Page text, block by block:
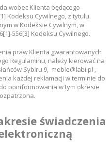
wobec Klienta będącego
Kodeksu Cywilnego, z tytułu
w Kodeksie Cywilnym, w
556[3] Kodeksu Cywilnego.
praw Klienta gwarantowanych
Regulaminu, należy kierować na
Sybiru 9, meble@labi.pl ,
każdej reklamacji w terminie do
poinformowania w tym okresie
świadczenia